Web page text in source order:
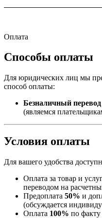
Оплата
Способы оплаты
Для юридических лиц мы
способ оплаты:
Безналичный
(являемся
Условия оплаты
Для вашего удобства
Оплата за товар и
переводом на
Предоплата 50% и
(обсуждается
Оплата 100% по факту